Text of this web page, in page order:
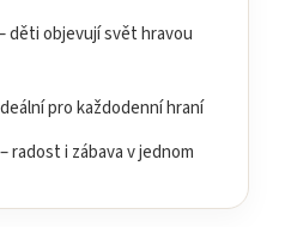
děti objevují svět hravou
pro každodenní hraní
– radost i zábava v jednom